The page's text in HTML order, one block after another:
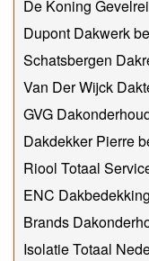
De Koning
Dupont Dakwerk
Schatsbergen
Van Der Wijck
GVG
Dakdekker Pierre
Riool Totaal
ENC
Brands
Isolatie Totaal